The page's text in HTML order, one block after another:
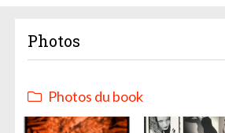
Photos
Photos du book